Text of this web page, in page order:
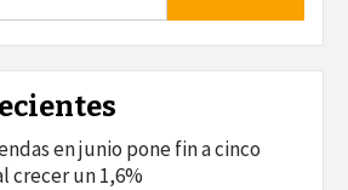
en junio pone fin a cinco
crecer un 1,6%